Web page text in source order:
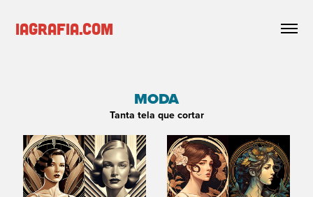
iagrafia.com
MODA
Tanta tela que cortar